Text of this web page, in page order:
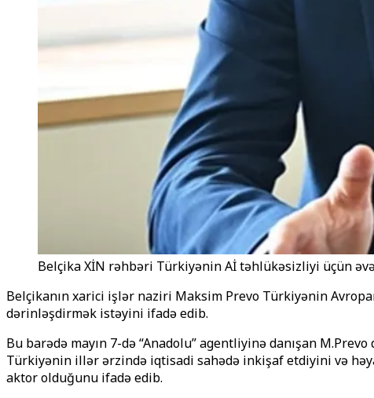
Belçika XİN rəhbəri Türkiyənin Aİ təhlükəsizliyi üçün
Belçikanın xarici işlər naziri Maksim Prevo Türkiyənin
dərinləşdirmək istəyini ifadə edib.
Bu barədə mayın 7-də “Anadolu” agentliyinə danışan
Türkiyənin illər ərzində iqtisadi sahədə inkişaf etdiyini və
aktor olduğunu ifadə edib.